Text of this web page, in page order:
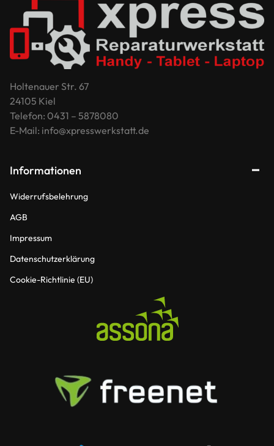
Holtenauer Str. 67
24105 Kiel
Telefon: 0431 – 5878080
E-Mail: info@xpresswerkstatt.de
Informationen
Widerrufsbelehrung
AGB
Impressum
Datenschutzerklärung
Cookie-Richtlinie (EU)